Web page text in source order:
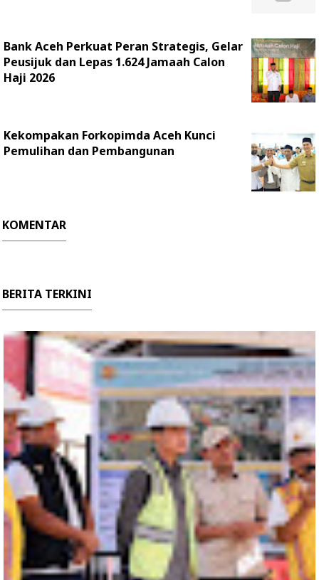
Bank Aceh Perkuat Peran Strategis, Gelar
Peusijuk dan Lepas 1.624 Jamaah Calon
Haji 2026
Kekompakan Forkopimda Aceh Kunci
Pemulihan dan Pembangunan
KOMENTAR
BERITA TERKINI